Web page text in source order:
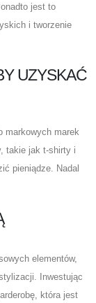
jest to
i tworzenie
UZYSKAĆ
markowych marek
takie jak t-shirty i
pieniądze. Nadal
elementów,
Inwestując
która jest